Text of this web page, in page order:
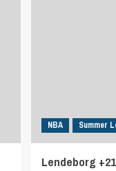
NBA Summer
Lendeborg